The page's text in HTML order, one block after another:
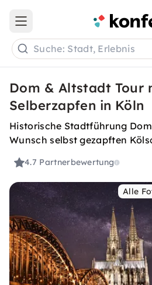
Open main menu
Suche: Stadt, Erlebnis
Dom & Altstadt Tour
Selberzapfen in Köln
Historische Stadtführung
Wunsch selbst gezapften
4.7 Partnerbewertung
Alle